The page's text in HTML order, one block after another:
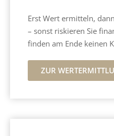
Erst Wert ermitteln,
– sonst riskieren Sie
finden am Ende keinen
ZUR